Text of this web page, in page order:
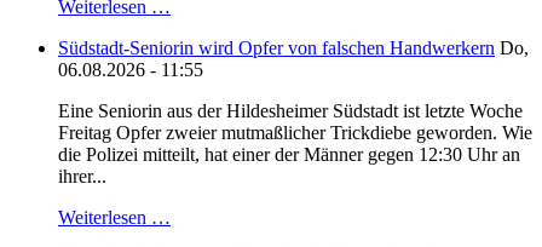
Weiterlesen …
Südstadt-Seniorin wird Opfer von falschen Handwerkern Do,
06.08.2026 - 11:55
Eine Seniorin aus der Hildesheimer Südstadt ist letzte Woche
Freitag Opfer zweier mutmaßlicher Trickdiebe geworden. Wie
die Polizei mitteilt, hat einer der Männer gegen 12:30 Uhr an
ihrer...
Weiterlesen …